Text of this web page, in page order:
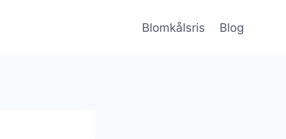
Blomkålsris Blog